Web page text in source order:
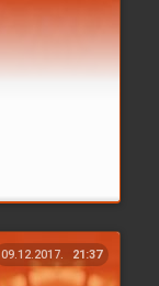
09.12.2017. 21:37